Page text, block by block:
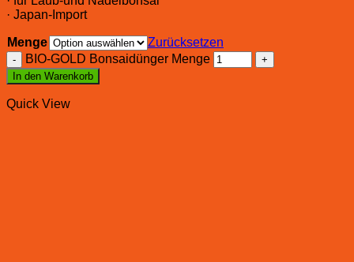
· Japan-Import
Menge
Zurücksetzen
BIO-GOLD Bonsaidünger Menge
In den Warenkorb
Quick View